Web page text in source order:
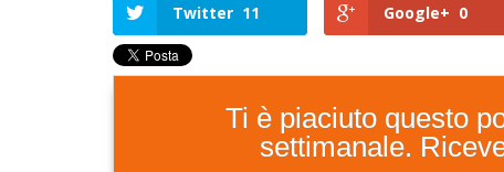
Twitter 11 Google+ 0
Ti è piaciuto questo
settimanale.